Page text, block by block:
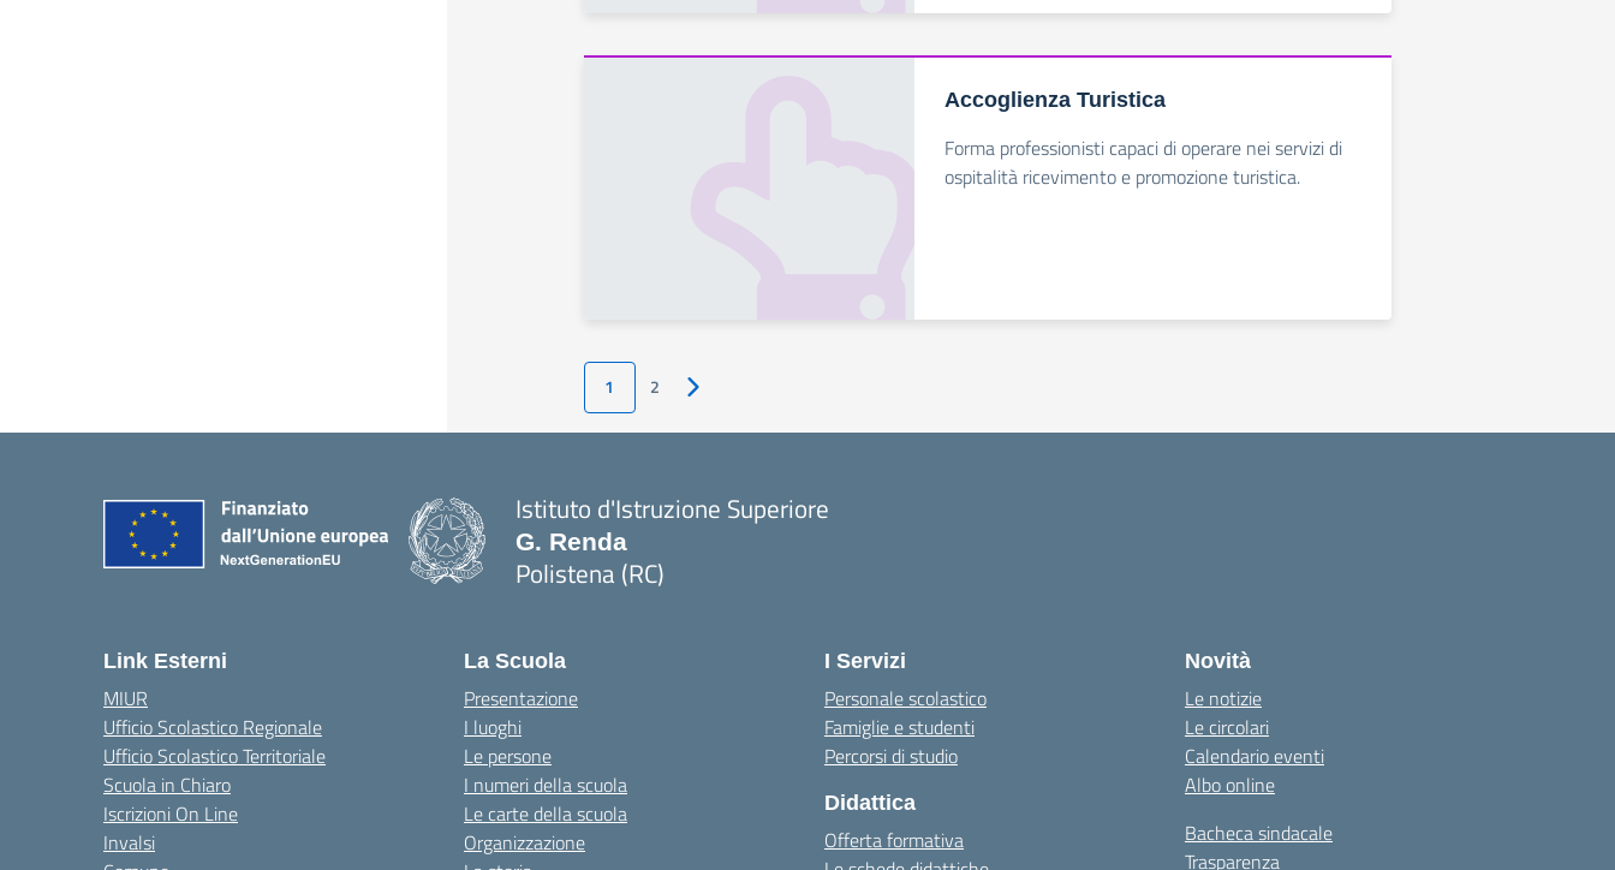
Accoglienza Turistica
Forma professionisti capaci di operare nei servizi di
ospitalità ricevimento e promozione turistica.
1 2 Pagina successiva
Istituto d'Istruzione Superiore
G. Renda
Polistena (RC)
Link Esterni
MIUR
Ufficio Scolastico Regionale
Ufficio Scolastico Territoriale
Scuola in Chiaro
Iscrizioni On Line
Invalsi
La Scuola
Presentazione
I luoghi
Le persone
I numeri della scuola
Le carte della scuola
Organizzazione
I Servizi
Personale scolastico
Famiglie e studenti
Percorsi di studio
Didattica
Offerta formativa
Novità
Le notizie
Le circolari
Calendario eventi
Albo online
Bacheca sindacale
Trasparenza